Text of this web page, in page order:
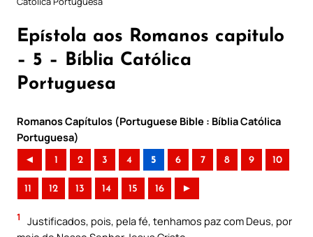
Epístola aos Romanos capitulo
– 5 – Bíblia Católica
Portuguesa
Romanos Capítulos (Portuguese Bible : Bíblia Católica
Portuguesa)
◄ 1 2 3 4 5 6 7 8 9 10
11 12 13 14 15 16 ►
1
Justificados, pois, pela fé, tenhamos paz com Deus, por